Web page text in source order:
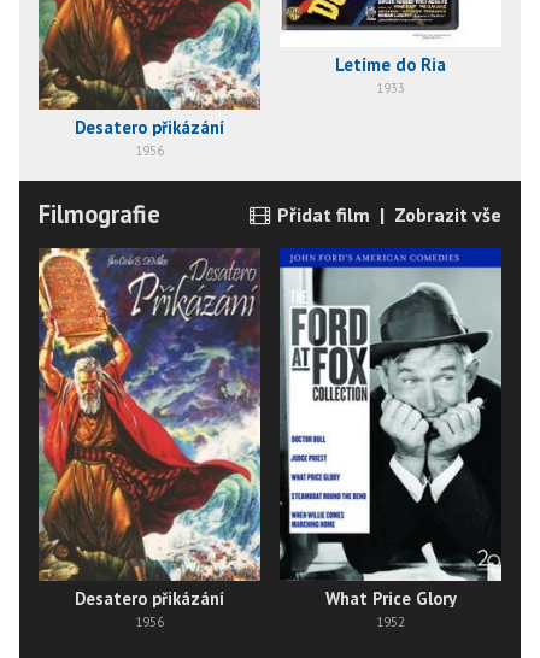
Desatero přikázání
1956
Letíme do Ria
1933
Filmografie Přidat film | Zobrazit vše
Desatero přikázání
1956
What Price Glory
1952